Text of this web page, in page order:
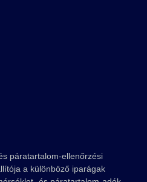
páratartalom-ellenőrzési
a különböző iparágak
Lithuanian